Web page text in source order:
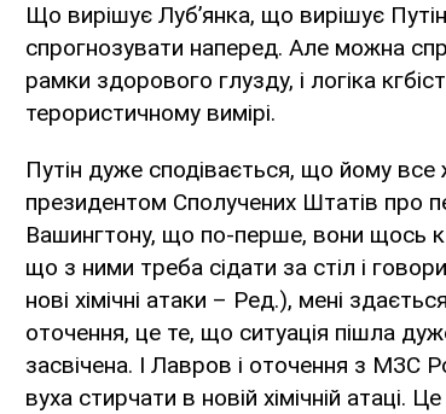
Що вирішує Луб’янка, що вирішує
спрогнозувати наперед. Але можна
рамки здорового глузду, і логіка
терористичному вимірі.
Путін дуже сподівається, що йому
президентом Сполучених Штатів про
Вашингтону, що по-перше, вони щось
що з ними треба сідати за стіл і
нові хімічні атаки – Ред.), мені
оточення, це те, що ситуація пішла
засвічена. І Лавров і оточення з МЗС
вуха стирчати в новій хімічній